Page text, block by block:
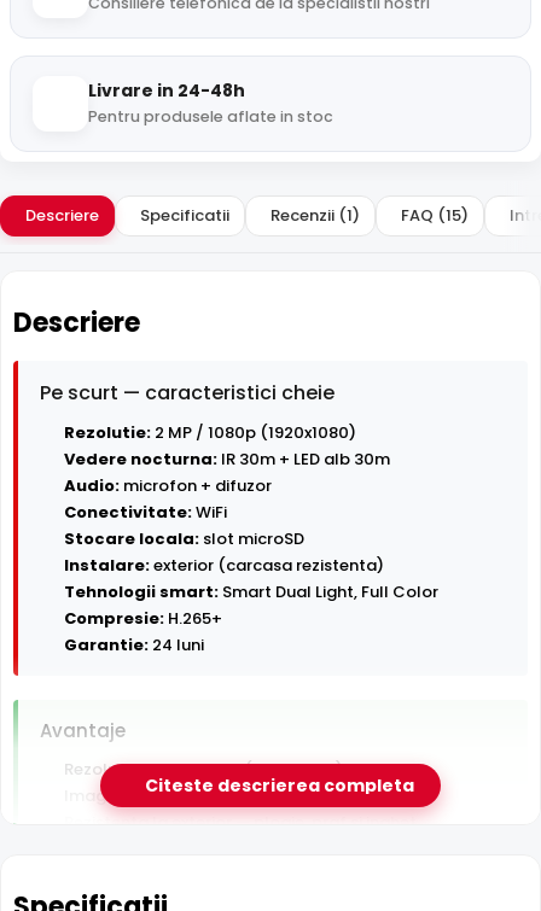
Livrare in 24-48h
Pentru produsele aflate in stoc
Descriere Specificatii Recenzii (1) FAQ (15)
Descriere
Pe scurt — caracteristici cheie
Rezolutie: 2 MP / 1080p (1920x1080)
Vedere nocturna: IR 30m + LED alb 30m
Audio: microfon + difuzor
Conectivitate:WiFi
Stocare locala: slot microSD
Instalare:exterior (carcasa rezistenta)
Tehnologii smart: Smart Dual Light, Full Color
Compresie: H.265+
Garantie: 24 luni
Avantaje
Rezolutie 3 Megapixeli (2048x1536)
Imagine color pe timp de noapte pana la 30 m
Rezistenta la exterior — ploaie, praf si inghet
Audio bidirectional — asculti si vorbesti prin camera din
Citeste descrierea completa